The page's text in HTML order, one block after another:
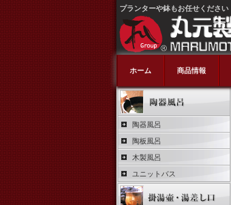
プランターや鉢もお任せください
ホーム 商品情報
陶器風呂
陶板風呂
木製風呂
ユニットバス